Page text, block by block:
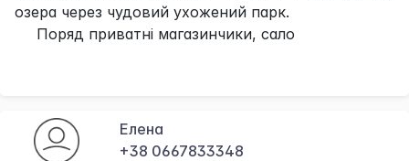
озера через чудовий ухожений парк.
Поряд приватні магазинчики, сало
Елена
+38 0667833348